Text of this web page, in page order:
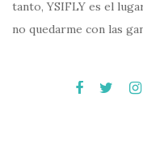
tanto, YSIFLY es el
no quedarme con las